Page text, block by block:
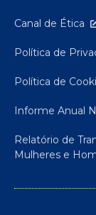
Canal de Ética
Política de
Política de
Informe Anual
Relatório de
Mulheres e